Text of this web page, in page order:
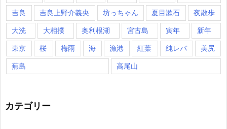
吉良 吉良上野介義央 坊っちゃん 夏目漱石 夜散歩
大洗 大相撲 奥利根湖 宮古島 寅年 新年
東京 桜 梅雨 海 漁港 紅葉 純レバ 美尻
蕪島 高尾山
カテゴリー